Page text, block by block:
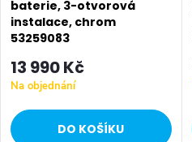
baterie, 3-otvorová
instalace, chrom
53259083
13 990 Kč
Na objednání
DO KOŠÍKU